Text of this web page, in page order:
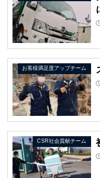
お客様満足度アップチーム
CSR社会貢献チーム